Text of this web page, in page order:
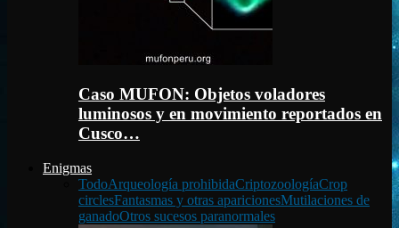
Caso MUFON: Objetos voladores
luminosos y en movimiento reportados en
Cusco…
Enigmas
TodoArqueología prohibidaCriptozoologíaCrop
circlesFantasmas y otras aparicionesMutilaciones de
ganadoOtros sucesos paranormales